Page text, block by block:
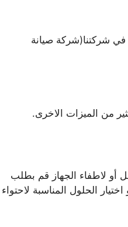
في شركتنا(شركة صيانة
من الميزات الاخرى.
أو لاطفاء الجهاز قم بطلب
الحلول المناسبة لاحتواء